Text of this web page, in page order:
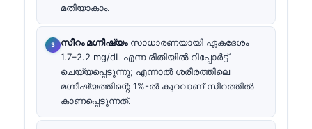
മതിയാകാം.
സീറം മഗ്നീഷ്യംസാധാരണയായി ഏകദേശം
1.7–2.2 mg/dL എന്ന രീതിയിൽ റിപ്പോർട്ട്
ചെയ്യപ്പെടുന്നു; എന്നാൽ ശരീരത്തിലെ
മഗ്നീഷ്യത്തിന്റെ 1%-ൽ കുറവാണ് സീറത്തിൽ
കാണപ്പെടുന്നത്.